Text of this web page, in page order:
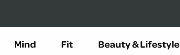
Mind Fit Beauty & Lifestyle